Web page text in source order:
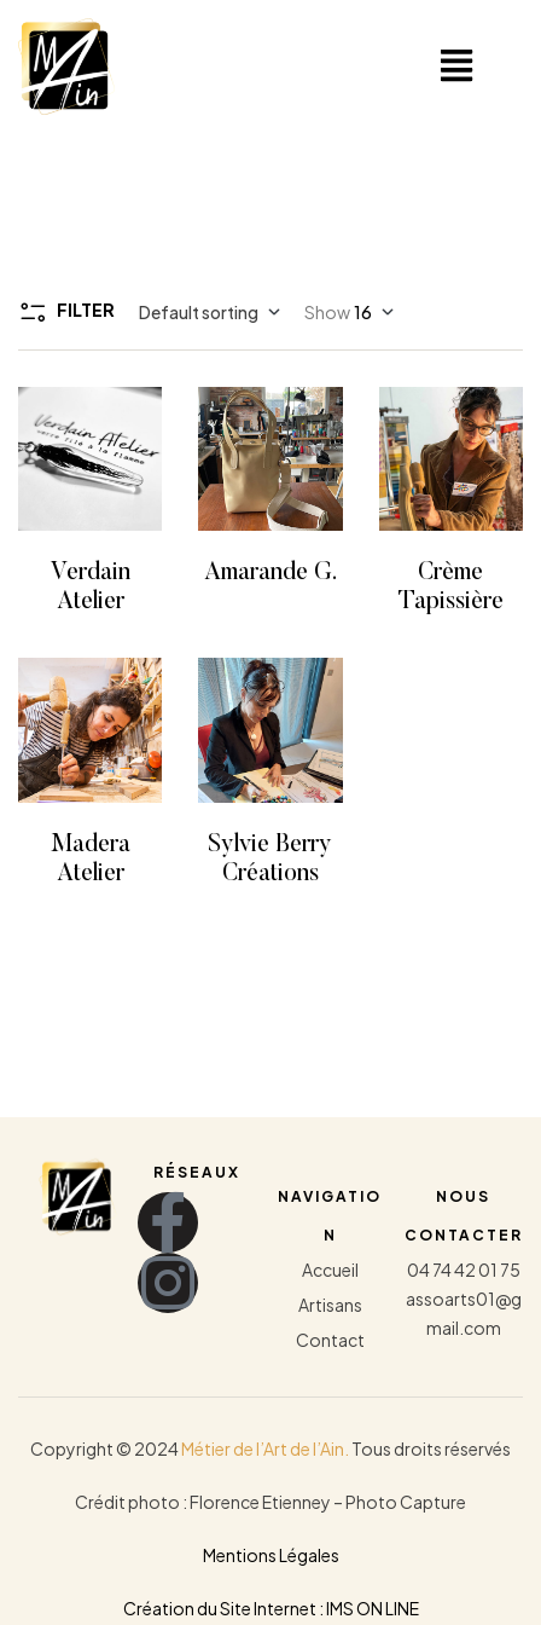
FILTER Default sorting Show16
Verdain
Atelier
Amarande G.
Crème
Tapissière
Madera
Atelier
Sylvie Berry
Créations
RÉSEAUX
NAVIGATIO
N
Accueil
Artisans
Contact
NOUS
CONTACTER
04 74 42 01 75
assoarts01@g
mail.com
Copyright © 2024Métier de l’Art de l’Ain. Tous droits réservés
Crédit photo : Florence Etienney – Photo Capture
Mentions Légales
Création du Site Internet : IMS ON LINE